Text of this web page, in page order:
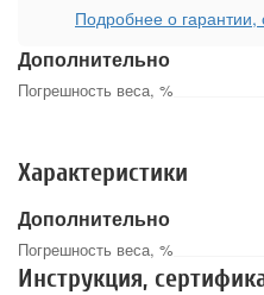
Дополнительно
Погрешность веса, %
Подробнее о гарантии,
Характеристики
Дополнительно
Погрешность веса, %
Инструкция,